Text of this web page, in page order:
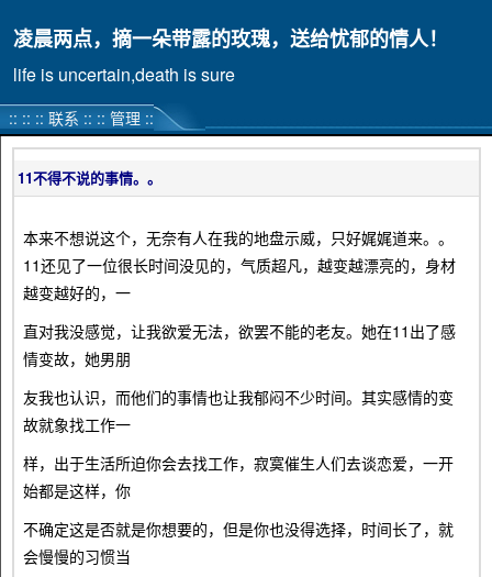
凌晨两点，摘一朵带露的玫瑰，送给忧郁的情人！
life is uncertain,death is sure
:: :: :: 联系 :: :: 管理 ::
11不得不说的事情。。
本来不想说这个，无奈有人在我的地盘示威，只好娓娓道来。。
11还见了一位很长时间没见的，气质超凡，越变越漂亮的，身材
越变越好的，一
直对我没感觉，让我欲爱无法，欲罢不能的老友。她在11出了感
情变故，她男朋
友我也认识，而他们的事情也让我郁闷不少时间。其实感情的变
故就象找工作一
样，出于生活所迫你会去找工作，寂寞催生人们去谈恋爱，一开
始都是这样，你
不确定这是否就是你想要的，但是你也没得选择，时间长了，就
会慢慢的习惯当